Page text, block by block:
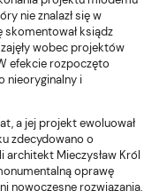
nie znalazł się w
skomentował ksiądz
wobec projektów
efekcie rozpoczęto
nieoryginalny i
a jej projekt ewoluował
zdecydowano o
Mieczysław Król
oprawę
nowoczesne rozwiązania,